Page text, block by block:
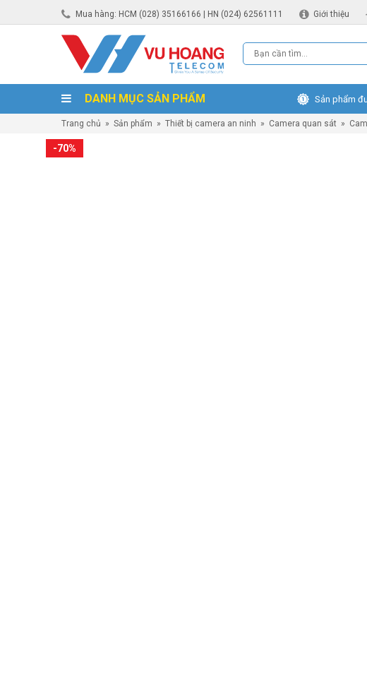
Mua hàng: HCM (028) 35166166 | HN (024) 62561111 Giới thiệu
DANH MỤC SẢN PHẨM Sản phẩm
Trang chủ » Sản phẩm » Thiết bị camera an ninh » Camera quan sát »
-70%